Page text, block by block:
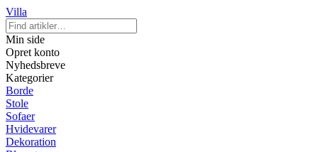
Villa
Min side
Opret konto
Nyhedsbreve
Kategorier
Borde
Stole
Sofaer
Hvidevarer
Dekoration